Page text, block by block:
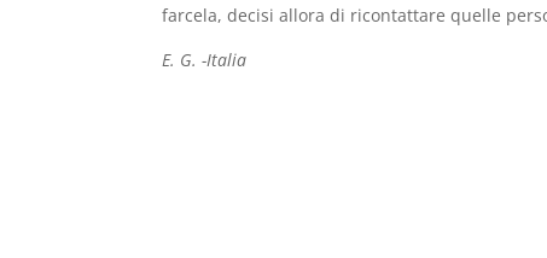
farcela, decisi allora di ricontattare quelle
E. G. -Italia